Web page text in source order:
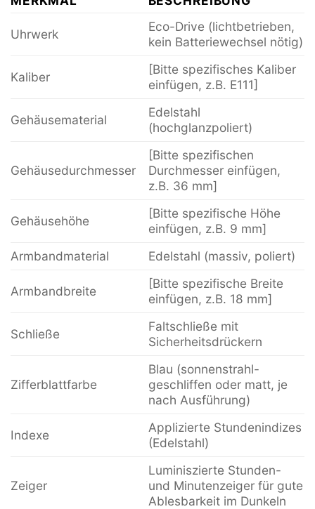
Uhrwerk
Eco-Drive (lichtbetrieben,
kein Batteriewechsel nötig)
Kaliber
[Bitte spezifisches Kaliber
einfügen, z.B. E111]
Gehäusematerial
Edelstahl
(hochglanzpoliert)
Gehäusedurchmesser
[Bitte spezifischen
Durchmesser einfügen,
z.B. 36 mm]
Gehäusehöhe
[Bitte spezifische Höhe
einfügen, z.B. 9 mm]
Armbandmaterial
Edelstahl (massiv, poliert)
Armbandbreite
[Bitte spezifische Breite
einfügen, z.B. 18 mm]
Schließe
Faltschließe mit
Sicherheitsdrückern
Zifferblattfarbe
Blau (sonnenstrahl-
geschliffen oder matt, je
nach Ausführung)
Indexe
Applizierte Stundenindizes
(Edelstahl)
Zeiger
Luminiszierte Stunden-
und Minutenzeiger für gute
Ablesbarkeit im Dunkeln